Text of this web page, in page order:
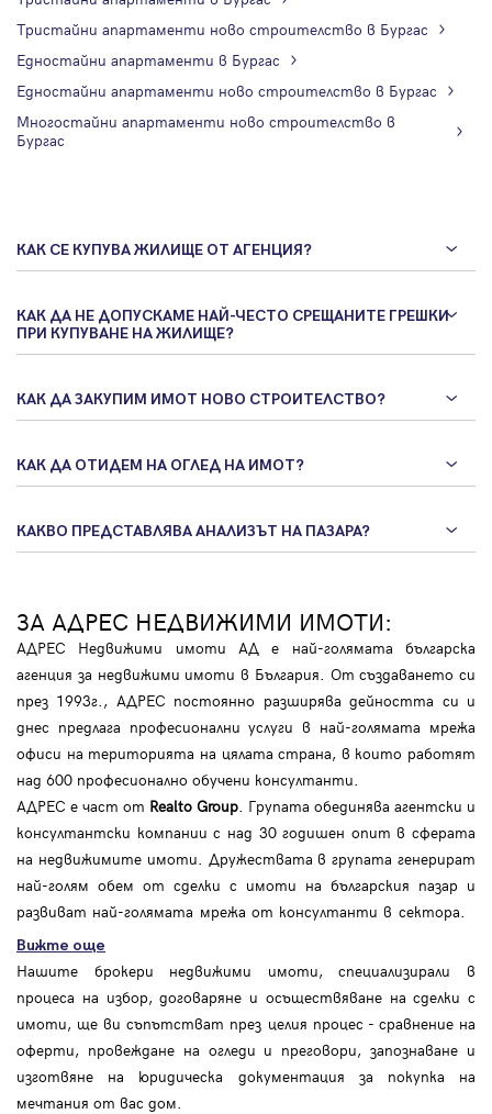
Тристайни апартаменти ново строителство в Бургас
Едностайни апартаменти в Бургас
Едностайни апартаменти ново строителство в Бургас
Многостайни апартаменти ново строителство в
Бургас
КАК СЕ КУПУВА ЖИЛИЩЕ ОТ АГЕНЦИЯ?
КАК ДА НЕ ДОПУСКАМЕ НАЙ-ЧЕСТО СРЕЩАНИТЕ ГРЕШКИ
ПРИ КУПУВАНЕ НА ЖИЛИЩЕ?
КАК ДА ЗАКУПИМ ИМОТ НОВО СТРОИТЕЛСТВО?
КАК ДА ОТИДЕМ НА ОГЛЕД НА ИМОТ?
КАКВО ПРЕДСТАВЛЯВА АНАЛИЗЪТ НА ПАЗАРА?
ЗА АДРЕС НЕДВИЖИМИ ИМОТИ:
АДРЕС Недвижими имоти АД е най-голямата българска
агенция за недвижими имоти в България. От създаването си
през 1993г., АДРЕС постоянно разширява дейността си и
днес предлага професионални услуги в най-голямата мрежа
офиси на територията на цялата страна, в които работят
над 600 професионално обучени консултанти.
АДРЕС е част от Realto Group . Групата обединява агентски и
консултантски компании с над 30 годишен опит в сферата
на недвижимите имоти. Дружествата в групата генерират
най-голям обем от сделки с имоти на българския пазар и
развиват най-голямата мрежа от консултанти в сектора.
Вижте още
Нашите брокери недвижими имоти, специализирали в
процеса на избор, договаряне и осъществяване на сделки с
имоти, ще ви съпътстват през целия процес - сравнение на
оферти, провеждане на огледи и преговори, запознаване и
изготвяне на юридическа документация за покупка на
мечтания от вас дом.